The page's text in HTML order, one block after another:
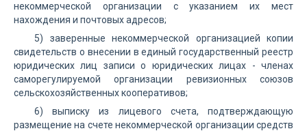
некоммерческой организации с указанием их мест
нахождения и почтовых адресов;
5) заверенные некоммерческой организацией копии
свидетельств о внесении в единый государственный реестр
юридических лиц записи о юридических лицах - членах
саморегулируемой организации ревизионных союзов
сельскохозяйственных кооперативов;
6) выписку из лицевого счета, подтверждающую
размещение на счете некоммерческой организации средств